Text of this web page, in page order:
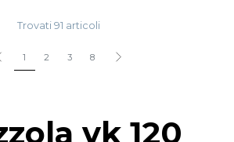
Trovati 91 articoli
1 2 3 8
vk 120